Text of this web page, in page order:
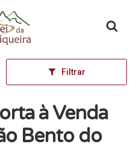
inicial
Filtrar
à Venda
Bento do